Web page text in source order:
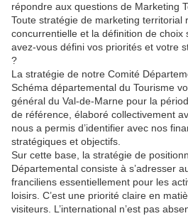
répondre aux questions de Marketing
Toute stratégie de marketing territorial
concurrentielle et la définition de choix
avez-vous défini vos priorités et votre
?
La stratégie de notre Comité
Schéma départemental du Tourisme
général du Val-de-Marne pour la
de référence, élaboré collectivement
nous a permis d’identifier avec nos
stratégiques et objectifs.
Sur cette base, la stratégie de
Départemental consiste à s’adresser
franciliens essentiellement pour les
loisirs. C’est une priorité claire en
visiteurs. L’international n’est pas